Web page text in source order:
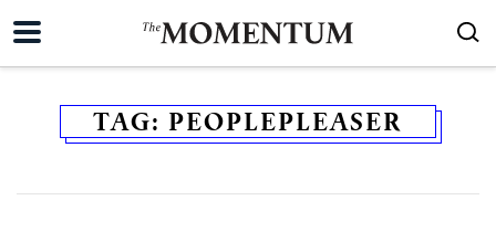
TAG: PEOPLEPLEASER